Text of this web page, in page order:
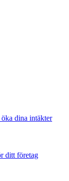
dina intäkter
ditt företag